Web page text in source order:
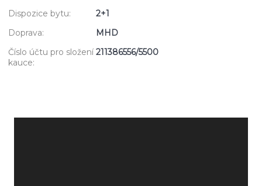
Dispozice bytu:
2+1
Doprava:
MHD
Číslo účtu pro složení
kauce:
211386556/5500